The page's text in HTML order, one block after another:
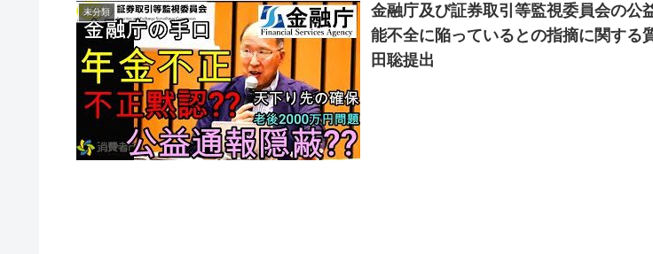
未分類
金融庁及び証券取引等監視委員会の公
能不全に陥っているとの指摘に関する
田聡提出